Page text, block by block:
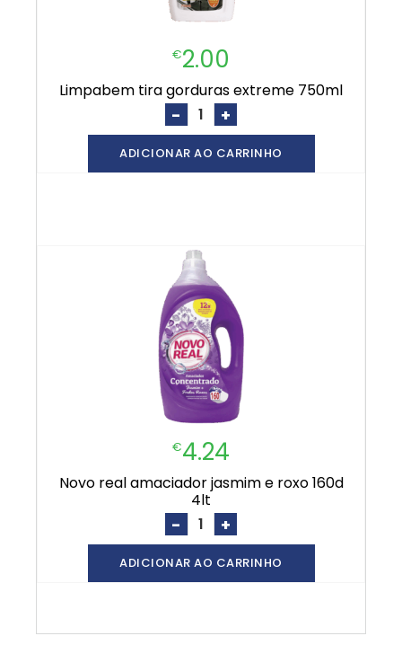
€2.00
limpabem tira gorduras extreme 750ml
- +
ADICIONAR AO CARRINHO
€4.24
novo real amaciador jasmim e roxo 160d
4lt
- +
ADICIONAR AO CARRINHO